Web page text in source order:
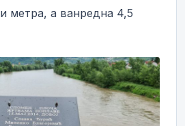
метра, а ванредна 4,5